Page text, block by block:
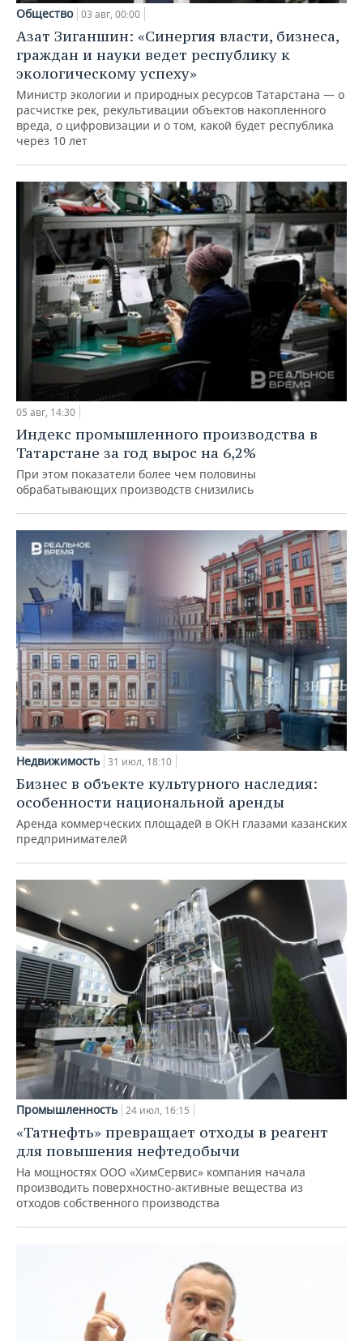
Общество 03 авг, 00:00
Азат Зиганшин: «Синергия власти, бизнеса,
граждан и науки ведет республику к
экологическому успеху»
Министр экологии и природных ресурсов Татарстана — о
расчистке рек, рекультивации объектов накопленного
вреда, о цифровизации и о том, какой будет республика
через 10 лет
05 авг, 14:30
Индекс промышленного производства в
Татарстане за год вырос на 6,2%
При этом показатели более чем половины
обрабатывающих производств снизились
Недвижимость 31 июл, 18:10
Бизнес в объекте культурного наследия:
особенности национальной аренды
Аренда коммерческих площадей в ОКН глазами казанских
предпринимателей
Промышленность 24 июл, 16:15
«Татнефть» превращает отходы в реагент
для повышения нефтедобычи
На мощностях ООО «ХимСервис» компания начала
производить поверхностно-активные вещества из
отходов собственного производства